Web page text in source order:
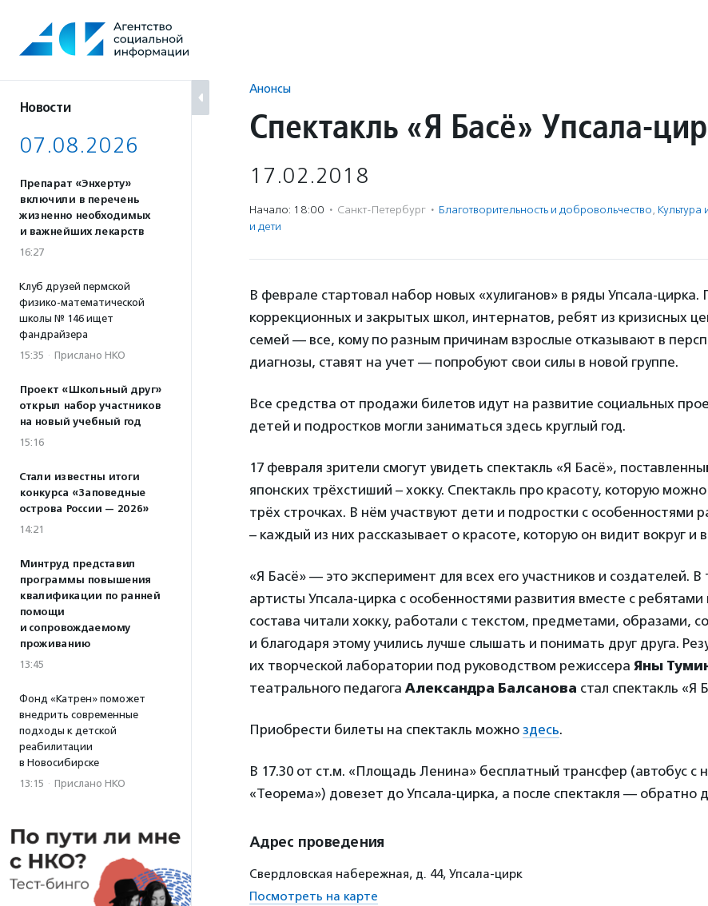
содержанию
Новости
07.08.2026
Препарат «Энхерту»
включили в перечень
жизненно необходимых
и важнейших лекарств
16:27
Клуб друзей пермской
физико-математической
школы № 146 ищет
фандрайзера
15:35 · Прислано НКО
Проект «Школьный друг»
открыл набор участников
на новый учебный год
15:16
Стали известны итоги
конкурса «Заповедные
острова России — 2026»
14:21
Минтруд представил
программы повышения
квалификации по ранней
помощи
и сопровождаемому
проживанию
13:45
Фонд «Катрен» поможет
внедрить современные
подходы к детской
реабилитации
в Новосибирске
13:15 · Прислано НКО
Анонсы
Спектакль «Я Басё» Упсала-
17.02.2018
Начало: 18:00 · Санкт-Петербург · Благотвори­тель­ность и доброволь­чест­во,
и дети
В феврале стартовал набор новых «хулиганов» в ряды Упсала-цирка.
коррекционных и закрытых школ, интернатов, ребят из кризисных
семей — все, кому по разным причинам взрослые отказывают в
диагнозы, ставят на учет — попробуют свои силы в новой группе.
Все средства от продажи билетов идут на развитие социальных
детей и подростков могли заниматься здесь круглый год.
17 февраля зрители смогут увидеть спектакль «Я Басё»,
японских трёхстиший – хокку. Спектакль про красоту, которую можно
трёх строчках. В нём участвуют дети и подростки с особенностями
– каждый из них рассказывает о красоте, которую он видит вокруг и
«Я Басё» — это эксперимент для всех его участников и создателей. В
артисты Упсала-цирка с особенностями развития вместе с ребятами
состава читали хокку, работали с текстом, предметами, образами,
и благодаря этому учились лучше слышать и понимать друг друга.
их творческой лаборатории под руководством режиссера Яны
театрального педагога Александра Балсанова стал спектакль «Я
Приобрести билеты на спектакль можно здесь.
В 17.30 от ст.м. «Площадь Ленина» бесплатный трансфер (автобус с
«Теорема») довезет до Упсала-цирка, а после спектакля — обратно
Адрес проведения
Свердловская набережная, д. 44, Упсала-цирк
Посмотреть на карте